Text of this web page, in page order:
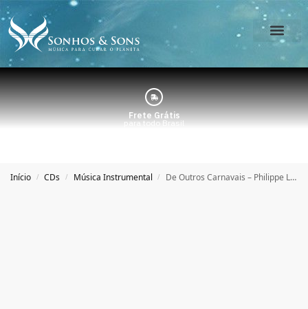
Frete Grátis
para todo Brasil
Início / CDs / Música Instrumental / De Outros Carnavais – Philippe Lobo